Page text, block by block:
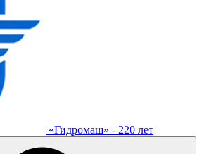
«Гидромаш» - 220 лет